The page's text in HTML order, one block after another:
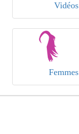
Vidéos
Femmes